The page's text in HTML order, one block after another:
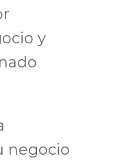
y
negocio